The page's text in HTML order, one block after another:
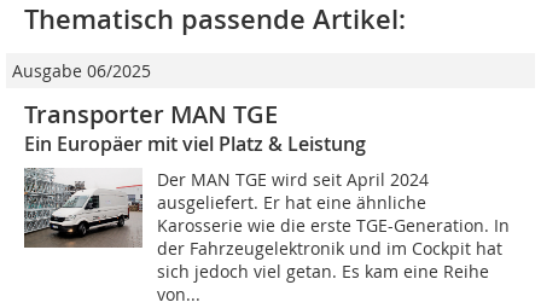
Thematisch passende Artikel:
Ausgabe 06/2025
Transporter MAN TGE
Ein Europäer mit viel Platz & Leistung
Der MAN TGE wird seit April 2024
ausgeliefert. Er hat eine ähnliche
Karosserie wie die erste TGE-Generation. In
der Fahrzeugelektronik und im Cockpit hat
sich jedoch viel getan. Es kam eine Reihe
von...